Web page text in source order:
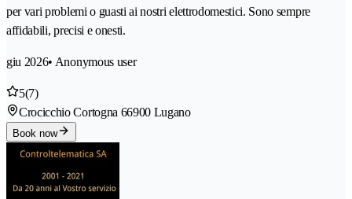
per vari problemi o guasti ai nostri elettrodomestici. Sono sempre
affidabili, precisi e onesti.
giu 2026• Anonymous user
5(7)
Crocicchio Cortogna 66900 Lugano
Book now